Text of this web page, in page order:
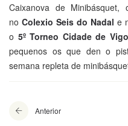
Caixanova de Minibásquet,
no Colexio Seis do Nadal e
o 5º Torneo Cidade de
pequenos os que den o
semana repleta de
Anterior